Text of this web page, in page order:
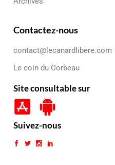
Contactez-nous
contact@lecanardlibere.com
Le coin du Corbeau
Site consultable sur
Suivez-nous